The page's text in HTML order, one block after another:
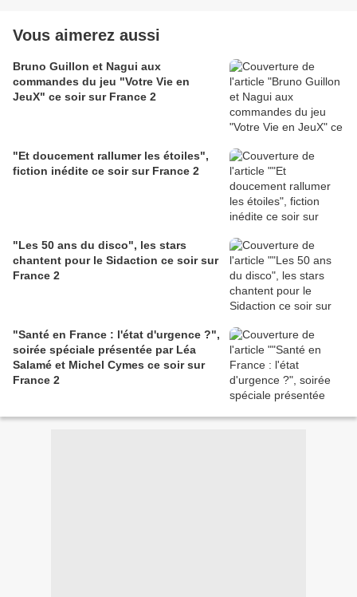
Vous aimerez aussi
Bruno Guillon et Nagui aux
commandes du jeu "Votre Vie en
JeuX" ce soir sur France 2
"Et doucement rallumer les étoiles",
fiction inédite ce soir sur France 2
"Les 50 ans du disco", les stars
chantent pour le Sidaction ce soir sur
France 2
"Santé en France : l'état d'urgence ?",
soirée spéciale présentée par Léa
Salamé et Michel Cymes ce soir sur
France 2